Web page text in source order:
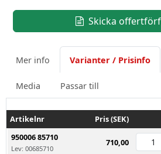
Skicka
Mer info Varianter / Prisinfo
Media Passar till
Artikelnr
Pris (SEK)
950006 85710
Lev: 00685710
710,00